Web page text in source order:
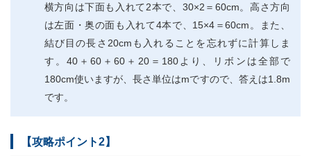
横方向は下面も入れて2本で、30×2＝60cm。高さ方向
は左面・奥の面も入れて4本で、15×4＝60cm。また、
結び目の長さ20cmも入れることを忘れずに計算しま
す。40＋60＋60＋20＝180より、リボンは全部で
180cm使いますが、長さ単位はmですので、答えは1.8m
です。
【攻略ポイント2】